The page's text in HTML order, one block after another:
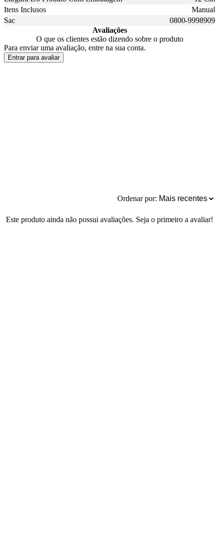
Itens Inclusos
Manual
Sac
0800-9998909
Avaliações
O que os clientes estão dizendo sobre o produto
Para enviar uma avaliação, entre na sua conta.
Entrar para avaliar
Ordenar por:
Este produto ainda não possui avaliações. Seja o primeiro a avaliar!